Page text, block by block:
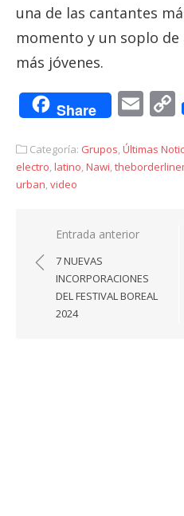
una de las cantantes
momento y un soplo
más jóvenes.
Share
Categoría: Grupos,Últimas
electro,latino,Nawi,
urban,video
Navegación
de
entradas
Entrada anterior
7 NUEVAS
INCORPORACIONES
DEL FESTIVAL BOREAL
2024